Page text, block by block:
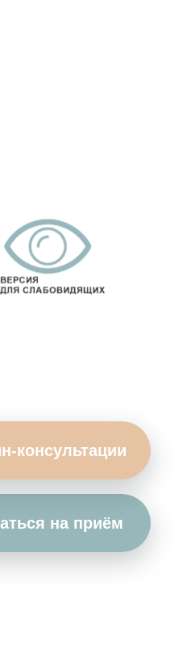
на приём
консультации